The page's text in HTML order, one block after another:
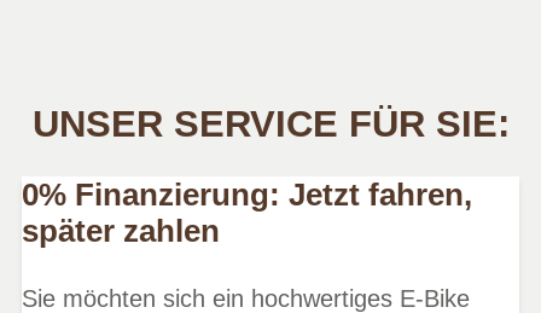
UNSER SERVICE FÜR SIE:
0% Finanzierung: Jetzt fahren,
später zahlen
Sie möchten sich ein hochwertiges E-Bike